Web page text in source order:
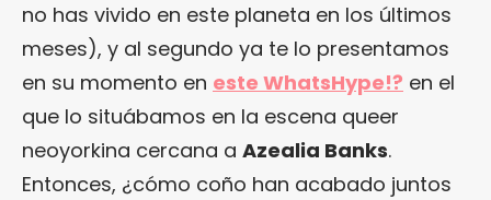
no has vivido en este planeta en los últimos
meses), y al segundo ya te lo presentamos
en su momento en este WhatsHype!? en el
que lo situábamos en la escena queer
neoyorkina cercana a Azealia Banks.
Entonces, ¿cómo coño han acabado juntos